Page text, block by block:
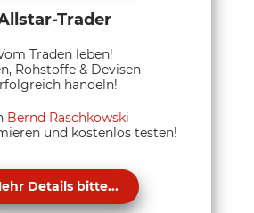
Trader
Traden leben!
Rohstoffe & Devisen
handeln!
Bernd Raschkowski
und kostenlos testen!
Details bitte...